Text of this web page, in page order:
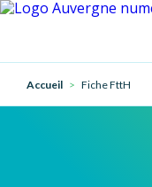
Accueil Fiche FttH